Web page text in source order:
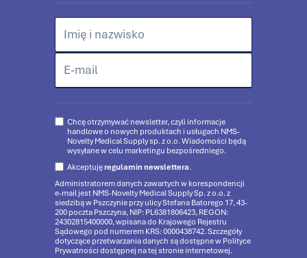
Chcę otrzymywać newsletter, czyli informacje
handlowe o nowych produktach i usługach NMS-
Novelty Medical Supply sp. z o.o. Wiadomości będą
wysyłane w celu marketingu bezpośredniego.
Akceptujęregulamin newslettera.
Administratorem danych zawartych w korespondencji
e-mail jest NMS-Novelty Medical Supply Sp. z o.o. z
siedzibą w Pszczynie przy ulicy Stefana Batorego 17, 43-
200 poczta Pszczyna, NIP: PL6381806423, REGON:
24302815400000, wpisana do Krajowego Rejestru
Sądowego pod numerem KRS: 0000438742. Szczegóły
dotyczące przetwarzania danych są dostępne w Polityce
Prywatności dostępnej na tej stronie internetowej.